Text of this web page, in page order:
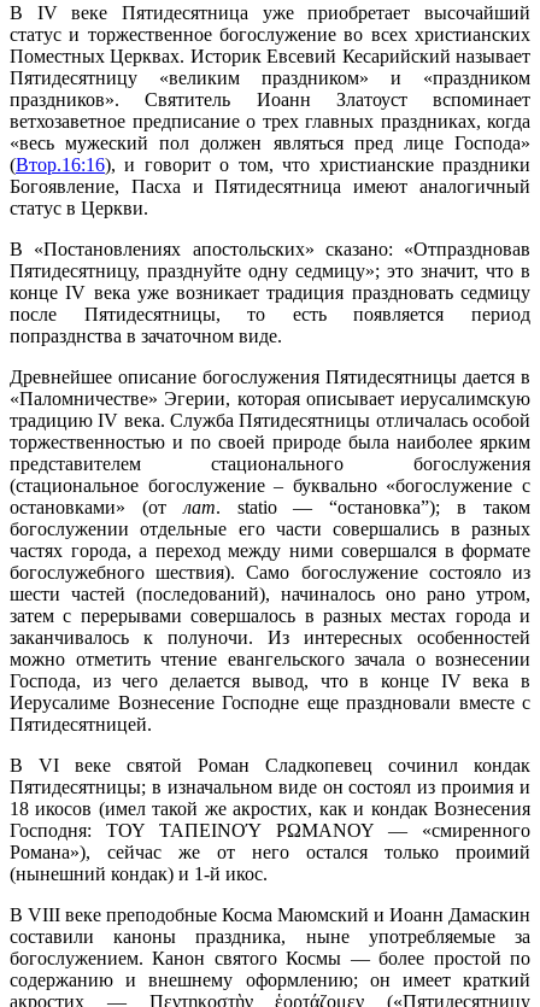
В IV веке Пятидесятница уже приобретает высочайший
статус и торжественное богослужение во всех христианских
Поместных Церквах. Историк Евсевий Кесарийский называет
Пятидесятницу «великим праздником» и «праздником
праздников». Святитель Иоанн Златоуст вспоминает
ветхозаветное предписание о трех главных праздниках, когда
«весь мужеский пол должен являться пред лице Господа»
(Втор.16:16), и говорит о том, что христианские праздники
Богоявление, Пасха и Пятидесятница имеют аналогичный
статус в Церкви.
В «Постановлениях апостольских» сказано: «Отпраздновав
Пятидесятницу, празднуйте одну седмицу»; это значит, что в
конце IV века уже возникает традиция праздновать седмицу
после Пятидесятницы, то есть появляется период
попразднства в зачаточном виде.
Древнейшее описание богослужения Пятидесятницы дается в
«Паломничестве» Эгерии, которая описывает иерусалимскую
традицию IV века. Служба Пятидесятницы отличалась особой
торжественностью и по своей природе была наиболее ярким
представителем стационального богослужения
(стациональное богослужение – буквально «богослужение с
остановками» (от лат. statio — “остановка”); в таком
богослужении отдельные его части совершались в разных
частях города, а переход между ними совершался в формате
богослужебного шествия). Само богослужение состояло из
шести частей (последований), начиналось оно рано утром,
затем с перерывами совершалось в разных местах города и
заканчивалось к полуночи. Из интересных особенностей
можно отметить чтение евангельского зачала о вознесении
Господа, из чего делается вывод, что в конце IV века в
Иерусалиме Вознесение Господне еще праздновали вместе с
Пятидесятницей.
В VI веке святой Роман Сладкопевец сочинил кондак
Пятидесятницы; в изначальном виде он состоял из проимия и
18 икосов (имел такой же акростих, как и кондак Вознесения
Господня: ΤΟΥ ΤΑΠΕΙΝΟΎ ΡΩΜΑΝΟΥ — «смиренного
Романа»), сейчас же от него остался только проимий
(нынешний кондак) и 1-й икос.
В VIII веке преподобные Косма Маюмский и Иоанн Дамаскин
составили каноны праздника, ныне употребляемые за
богослужением. Канон святого Космы — более простой по
содержанию и внешнему оформлению; он имеет краткий
акростих — Πεντηκοστὴν ἑορτάζομεν («Пятидесятницу